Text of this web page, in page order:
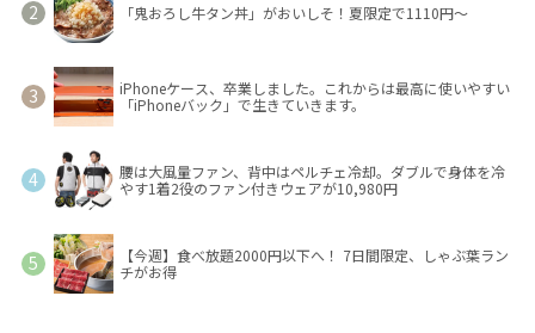
「鬼おろし牛タン丼」がおいしそ！夏限定で1110円～
iPhoneケース、卒業しました。これからは最高に使いやすい
「iPhoneバック」で生きていきます。
腰は大風量ファン、背中はペルチェ冷却。ダブルで身体を冷
やす1着2役のファン付きウェアが10,980円
【今週】食べ放題2000円以下へ！ 7日間限定、しゃぶ葉ラン
チがお得